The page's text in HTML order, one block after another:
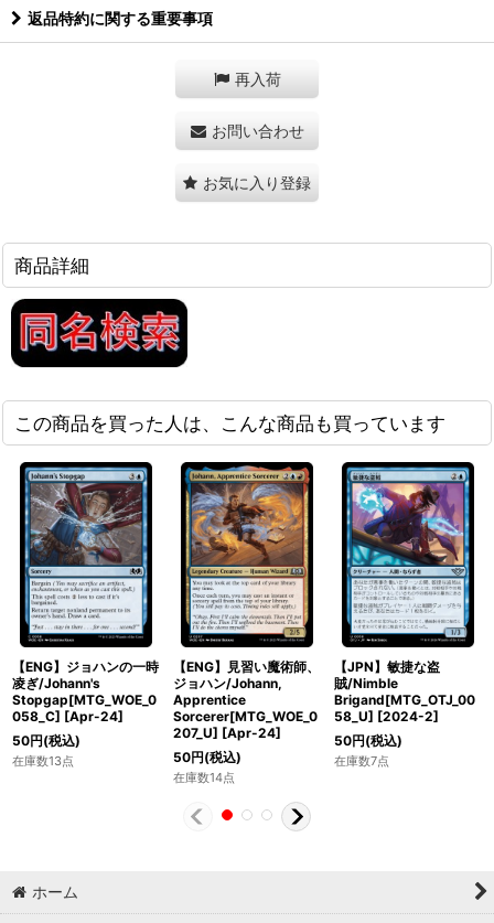
返品特約に関する重要事項
再入荷
お問い合わせ
お気に入り登録
商品詳細
この商品を買った人は、こんな商品も買っています
【ENG】ジョハンの一時
凌ぎ/Johann's
Stopgap[MTG_WOE_0
058_C] [Apr-24]
50円(税込)
在庫数13点
【ENG】見習い魔術師、
ジョハン/Johann,
Apprentice
Sorcerer[MTG_WOE_0
207_U] [Apr-24]
50円(税込)
在庫数14点
【JPN】敏捷な盗
賊/Nimble
Brigand[MTG_OTJ_00
58_U] [2024-2]
50円(税込)
在庫数7点
ホーム